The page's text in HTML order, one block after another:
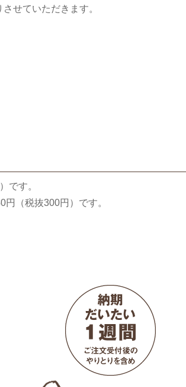
せていただきます。
です。
（税抜300円）です。